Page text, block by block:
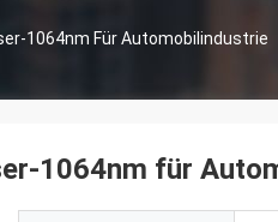
1064nm Für Automobilindustrie
1064nm für